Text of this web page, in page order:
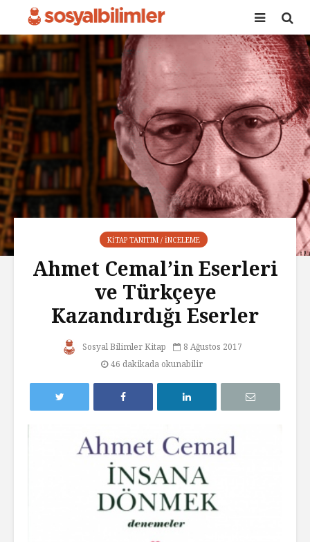
KITAP TANITIM / İNCELEME
Ahmet Cemal’in Eserleri
ve Türkçeye
Kazandırdığı Eserler
Sosyal Bilimler Kitap
8 Ağustos 2017
46 dakikada okunabilir